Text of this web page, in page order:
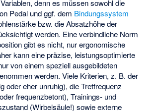
denn es müssen sowohl die
Pedal und ggf. dem Bindungssystem
bzw. die Absatzhöhe der
werden. Eine verbindliche Norm
gibt es nicht, nur ergonomische
kann eine präzise, leistungsoptimierte
von einem speziell ausgebildeten
werden. Viele Kriterien, z. B. der
oder eher unruhig), die Tretfrequenz
frequenzbetont), Trainings- und
(Wirbelsäule!) sowie externe